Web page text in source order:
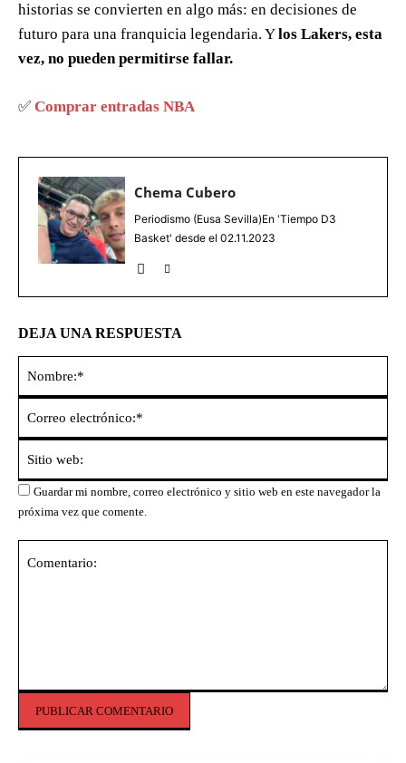
historias se convierten en algo más: en decisiones de
futuro para una franquicia legendaria. Ylos Lakers, esta
vez, no pueden permitirse fallar.
✅ Comprar entradas NBA
Chema Cubero
Periodismo (Eusa Sevilla)En 'Tiempo D3
Basket' desde el 02.11.2023
DEJA UNA RESPUESTA
Guardar mi nombre, correo electrónico y sitio web en este navegador la
próxima vez que comente.